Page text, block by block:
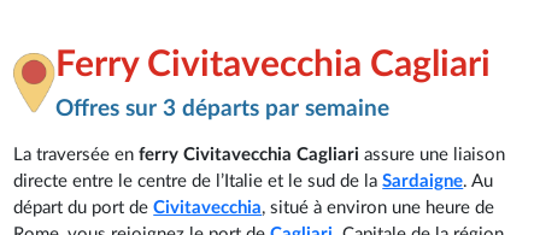
Ferry Civitavecchia Cagliari
Offres sur 3 départs par semaine
La traversée enferry Civitavecchia Cagliari assure une liaison
directe entre le centre de l’Italie et le sud de laSardaigne. Au
départ du port deCivitavecchia, situé à environ une heure de